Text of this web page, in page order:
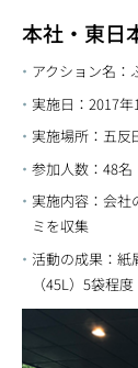
本社・東日
アクション名：
実施日：2017年
実施場所：五反
参加人数：48名
実施内容：会社
ミを収集
活動の成果：紙
（45L）5袋程度